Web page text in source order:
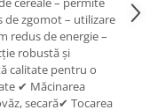
de zgomot – utilizare
redus de energie –
robustă și
calitate pentru o
✔ Măcinarea
secară✔ Tocarea